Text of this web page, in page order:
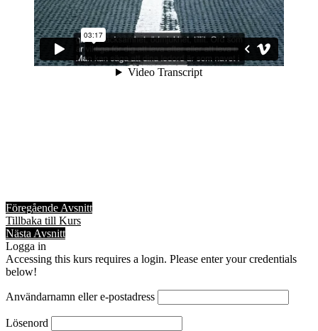
Föregående Avsnitt
Tillbaka till Kurs
Nästa Avsnitt
Logga in
Accessing this kurs requires a login. Please enter your credentials
below!
Användarnamn eller e-postadress
Lösenord